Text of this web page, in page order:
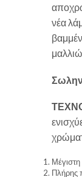
νέα
Μέγιστη
Πλήρης